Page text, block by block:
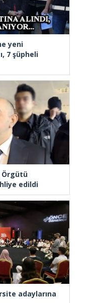
yeni
7 şüpheli
Örgütü
edildi
adaylarına